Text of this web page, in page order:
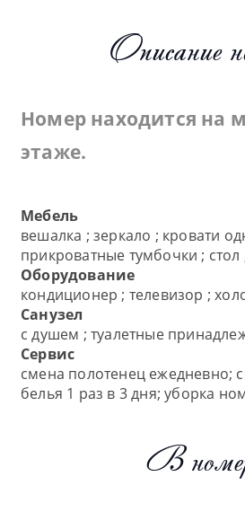
Описание
Номер находится на
этаже.
Мебель
вешалка ; зеркало ; кровати
прикроватные тумбочки ; стол
Оборудование
кондиционер ; телевизор ;
Санузел
с душем ; туалетные
Сервис
смена полотенец ежедневно;
белья 1 раз в 3 дня; уборка
В